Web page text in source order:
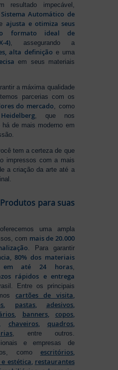
resultado impecável,
Sistema Automático de
ajusta e otimiza seus
formato ideal de
4) , assegurando a
alta definição e uma
em seus materiais
a máxima qualidade
parcerias com os
do mercado , como
, que nos
há de mais moderno em
tem a certeza de que
impressos com a mais
a criação da arte até a
para suas
uma ampla
com mais de 20.000
. Para garantir
80% dos materiais
em até 24 horas,
rápidos e entrega
Entre os principais
cartões de visita,
, pastas, adesivos,
, banners, copos,
, chaveiros, quadros,
, entre outros.
e empresas de
como escritórios,
e estética, restaurantes